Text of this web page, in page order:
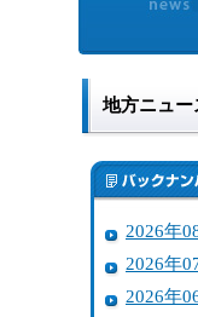
地方ニュー
2026年
2026年
2026年